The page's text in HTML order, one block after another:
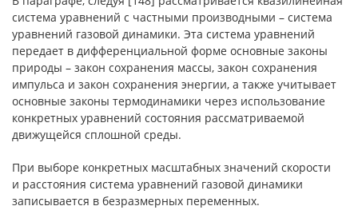
система уравнений с частными производными – система
уравнений газовой динамики. Эта система уравнений
передает в дифференциальной форме основные законы
природы – закон сохранения массы, закон сохранения
импульса и закон сохранения энергии, а также учитывает
основные законы термодинамики через использование
конкретных уравнений состояния рассматриваемой
движущейся сплошной среды.
При выборе конкретных масштабных значений скорости
и расстояния система уравнений газовой динамики
записывается в безразмерных переменных.